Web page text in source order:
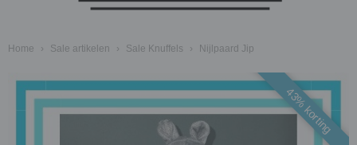
Home › Sale artikelen › Sale Knuffels › Nijlpaard Jip
43% korting